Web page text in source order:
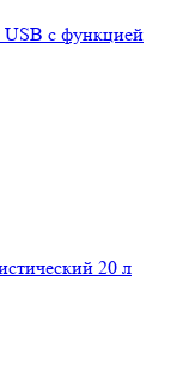
с функцией
20 л